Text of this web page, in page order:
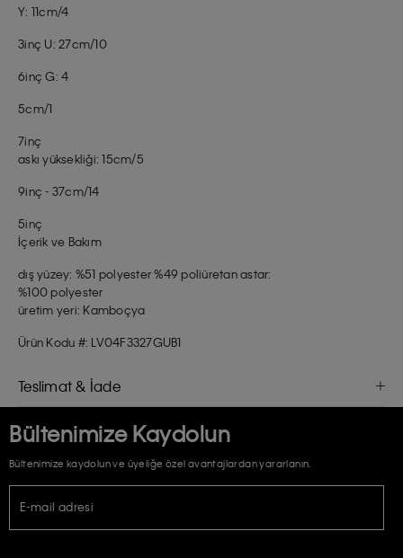
Y: 11cm/4
3inç U: 27cm/10
6inç G: 4
5cm/1
7inç
askı yüksekliği: 15cm/5
9inç - 37cm/14
5inç
İçerik ve Bakım
dış yüzey: %51 polyester %49 poliüretan astar:
%100 polyester
üretim yeri: Kamboçya
Ürün Kodu #: LV04F3327GUB1
Teslimat & İade
Bültenimize Kaydolun
Bültenimize kaydolun ve üyeliğe özel avantajlardan yararlanın.
E-mail adresi